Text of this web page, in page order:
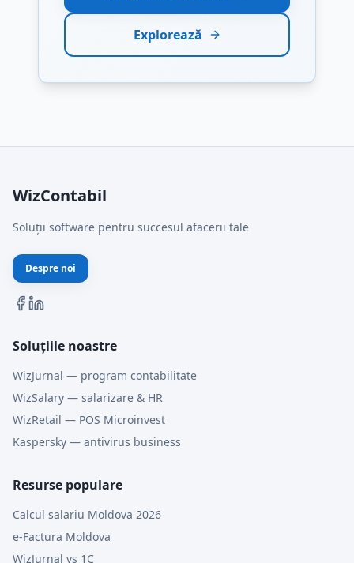
Explorează
WizContabil
Soluții software pentru succesul afacerii tale
Despre noi
Soluțiile noastre
WizJurnal — program contabilitate
WizSalary — salarizare & HR
WizRetail — POS Microinvest
Kaspersky — antivirus business
Resurse populare
Calcul salariu Moldova 2026
e-Factura Moldova
WizJurnal vs 1C